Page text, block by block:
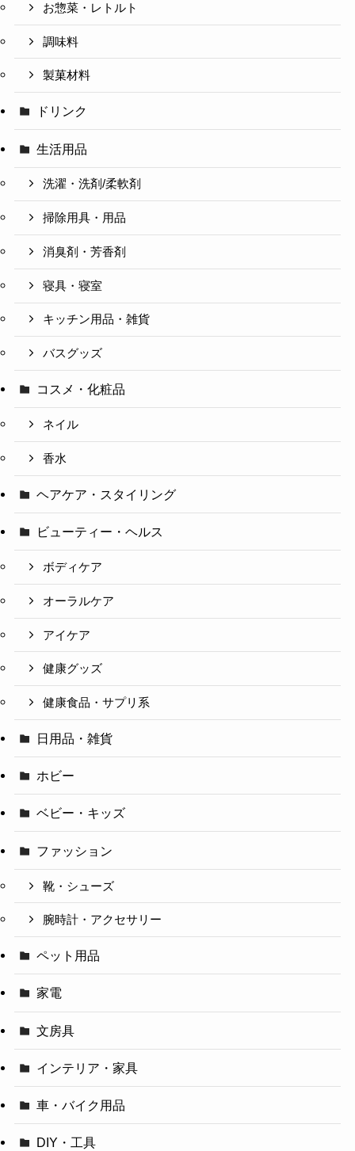
お惣菜・レトルト
調味料
製菓材料
ドリンク
生活用品
洗濯・洗剤/柔軟剤
掃除用具・用品
消臭剤・芳香剤
寝具・寝室
キッチン用品・雑貨
バスグッズ
コスメ・化粧品
ネイル
香水
ヘアケア・スタイリング
ビューティー・ヘルス
ボディケア
オーラルケア
アイケア
健康グッズ
健康食品・サプリ系
日用品・雑貨
ホビー
ベビー・キッズ
ファッション
靴・シューズ
腕時計・アクセサリー
ペット用品
家電
文房具
インテリア・家具
車・バイク用品
DIY・工具